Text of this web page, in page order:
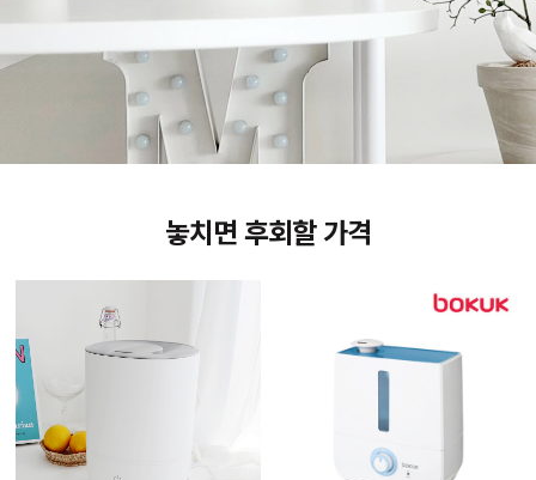
놓치면 후회할 가격